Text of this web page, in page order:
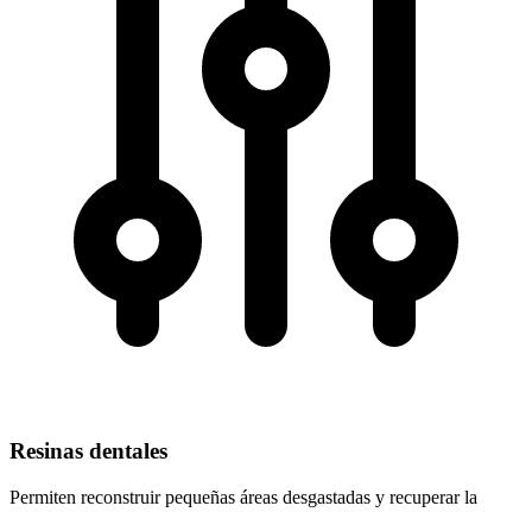
Resinas dentales
Permiten reconstruir pequeñas áreas desgastadas y recuperar la